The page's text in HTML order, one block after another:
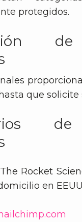
protegidos.
que solicite
The Rocket
en